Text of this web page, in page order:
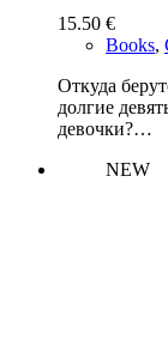
15.50 €
Books,
Откуда
долгие
девочки?…
NEW